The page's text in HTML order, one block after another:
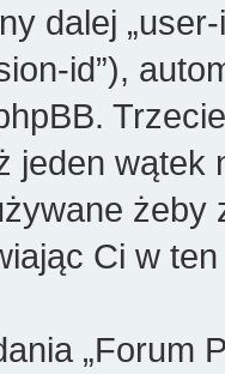
dalej
id”),
jeden wątek
Ci w
„Forum